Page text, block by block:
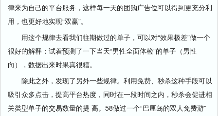
律来为自己的平台服务，这样每一天的团购广告位可以得到更充分利
用，也更好地实现“双赢”。
用这个规律去看我们往期做过的单子，可以对“效果极差”做一个
很好的解释；试着预测了一下当天“男性全面体检”的单子（男性
向），数据出来时果真很糟。
除此之外，发现了另外一些规律。利用免费、秒杀这种手段可以
吸引众多点击，提高平台热度，同时在一段时间之内，秒杀会促进相
关类型单子的交易数量的提 高。58做过一个“巴厘岛的双人免费游”